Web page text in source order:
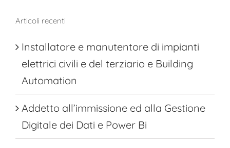
Articoli recenti
Installatore e manutentore di impianti
elettrici civili e del terziario e Building
Automation
Addetto all’immissione ed alla Gestione
Digitale dei Dati e Power Bi